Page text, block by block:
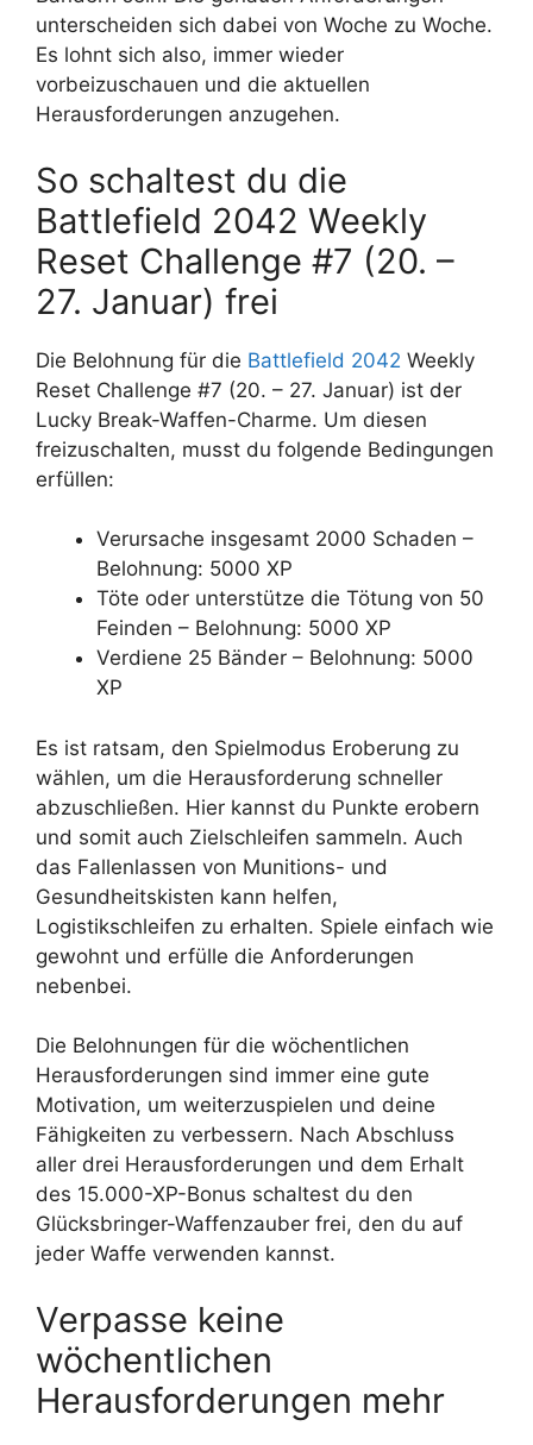
unterscheiden sich dabei von Woche zu Woche.
Es lohnt sich also, immer wieder
vorbeizuschauen und die aktuellen
Herausforderungen anzugehen.
So schaltest du die
Battlefield 2042 Weekly
Reset Challenge #7 (20. –
27. Januar) frei
Die Belohnung für die Battlefield 2042 Weekly
Reset Challenge #7 (20. – 27. Januar) ist der
Lucky Break-Waffen-Charme. Um diesen
freizuschalten, musst du folgende Bedingungen
erfüllen:
Verursache insgesamt 2000 Schaden –
Belohnung: 5000 XP
Töte oder unterstütze die Tötung von 50
Feinden – Belohnung: 5000 XP
Verdiene 25 Bänder – Belohnung: 5000
XP
Es ist ratsam, den Spielmodus Eroberung zu
wählen, um die Herausforderung schneller
abzuschließen. Hier kannst du Punkte erobern
und somit auch Zielschleifen sammeln. Auch
das Fallenlassen von Munitions- und
Gesundheitskisten kann helfen,
Logistikschleifen zu erhalten. Spiele einfach wie
gewohnt und erfülle die Anforderungen
nebenbei.
Die Belohnungen für die wöchentlichen
Herausforderungen sind immer eine gute
Motivation, um weiterzuspielen und deine
Fähigkeiten zu verbessern. Nach Abschluss
aller drei Herausforderungen und dem Erhalt
des 15.000-XP-Bonus schaltest du den
Glücksbringer-Waffenzauber frei, den du auf
jeder Waffe verwenden kannst.
Verpasse keine
wöchentlichen
Herausforderungen mehr